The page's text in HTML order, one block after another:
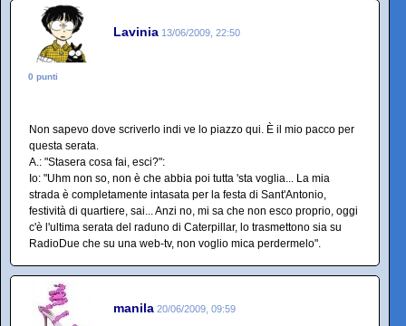
Lavinia 13/06/2009, 22:50
0 punti
Non sapevo dove scriverlo indi ve lo piazzo qui. È il mio pacco per
questa serata.
A.: "Stasera cosa fai, esci?":
Io: "Uhm non so, non è che abbia poi tutta 'sta voglia... La mia
strada è completamente intasata per la festa di Sant'Antonio,
festività di quartiere, sai... Anzi no, mi sa che non esco proprio, oggi
c'è l'ultima serata del raduno di Caterpillar, lo trasmettono sia su
RadioDue che su una web-tv, non voglio mica perdermelo".
manila 20/06/2009, 09:59